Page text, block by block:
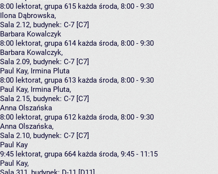
8:00 lektorat, grupa 615 każda środa, 8:00 - 9:30
Ilona Dąbrowska,
Sala 2.12, budynek: C-7 [C7]
Barbara Kowalczyk
8:00 lektorat, grupa 614 każda środa, 8:00 - 9:30
Barbara Kowalczyk,
Sala 2.09, budynek: C-7 [C7]
Paul Kay, Irmina Pluta
8:00 lektorat, grupa 613 każda środa, 8:00 - 9:30
Paul Kay, Irmina Pluta,
Sala 2.15, budynek: C-7 [C7]
Anna Olszańska
8:00 lektorat, grupa 612 każda środa, 8:00 - 9:30
Anna Olszańska,
Sala 2.10, budynek: C-7 [C7]
Paul Kay
9:45 lektorat, grupa 664 każda środa, 9:45 - 11:15
Paul Kay,